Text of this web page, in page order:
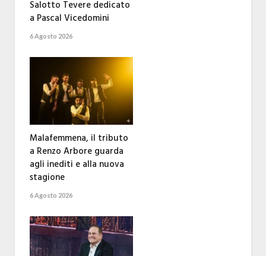
Salotto Tevere dedicato
a Pascal Vicedomini
6 Agosto 2026
Malafemmena, il tributo
a Renzo Arbore guarda
agli inediti e alla nuova
stagione
6 Agosto 2026